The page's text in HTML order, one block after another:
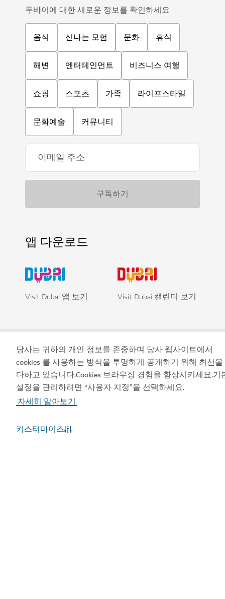
당사는 귀하의 개인 정보를 존중하며 당사 웹사이트에서
cookies 를 사용하는 방식을 투명하게 공개하기 위해 최선을
다하고 있습니다.Cookies 브라우징 경험을 향상시키세요.기
설정을 관리하려면 “사용자 지정”을 선택하세요.
자세히 알아보기
커스터마이즈
두바이에 대한 새로운 정보를 확인하세요
음식 신나는 모험 문화 휴식
해변 엔터테인먼트 비즈니스 여행
쇼핑 스포츠 가족 라이프스타일
문화예술 커뮤니티
앱 다운로드
Visit Dubai 앱 보기 Visit Dubai 캘린더 보기